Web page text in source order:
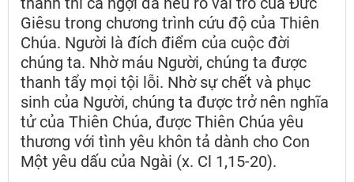
Giêsu trong chương trình cứu độ của Thiên
Chúa. Người là đích điểm của cuộc đời
chúng ta. Nhờ máu Người, chúng ta được
thanh tẩy mọi tội lỗi. Nhờ sự chết và phục
sinh của Người, chúng ta được trở nên nghĩa
tử của Thiên Chúa, được Thiên Chúa yêu
thương với tình yêu khôn tả dành cho Con
Một yêu dấu của Ngài (x. Cl 1,15-20).